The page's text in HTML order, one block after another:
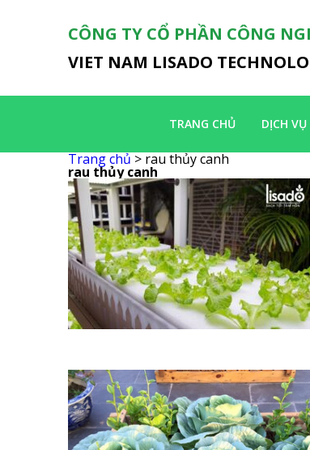
CÔNG TY CỔ PHẦN CÔNG
VIET NAM LISADO
TRANG CHỦ DỊCH VỤ
Trang chủ > rau thủy canh
rau thủy canh